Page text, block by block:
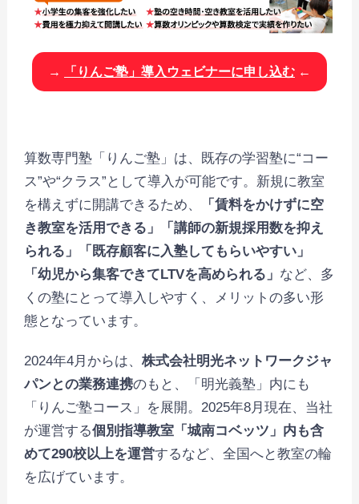
→ 「りんご塾」導入ウェビナーに申し込む ←
算数専門塾「りんご塾」は、既存の学習塾に“コー
ス”や“クラス”として導入が可能です。新規に教室
を構えずに開講できるため、
「賃料をかけずに空
き教室を活用できる」「講師の新規採用数を抑え
られる」「既存顧客に入塾してもらいやすい」
「幼児から集客できてLTVを高められる」 など、多
くの塾にとって導入しやすく、メリットの多い形
態となっています。
2024年4月からは、株式会社明光ネットワークジャ
パンとの業務連携のもと、「明光義塾」内にも
「りんご塾コース」を展開。2025年8月現在、当社
が運営する個別指導教室「城南コベッツ」内も含
めて290校以上を運営するなど、全国へと教室の輪
を広げています。